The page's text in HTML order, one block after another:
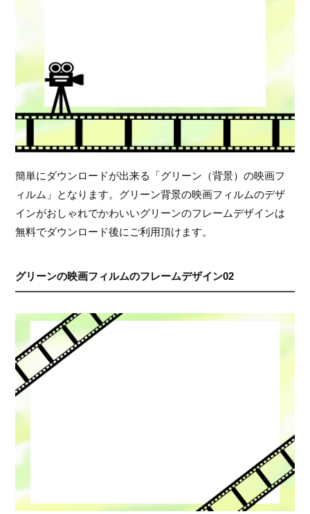
簡単にダウンロードが出来る「グリーン（背景）の映画フ
ィルム」となります。グリーン背景の映画フィルムのデザ
インがおしゃれでかわいいグリーンのフレームデザインは
無料でダウンロード後にご利用頂けます。
グリーンの映画フィルムのフレームデザイン02